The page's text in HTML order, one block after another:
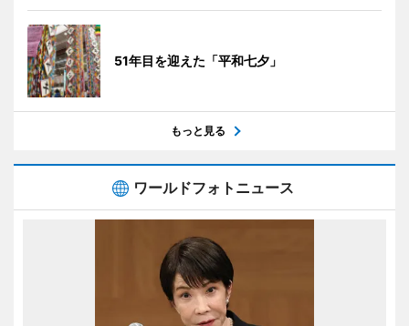
51年目を迎えた「平和七夕」
もっと見る
ワールドフォトニュース